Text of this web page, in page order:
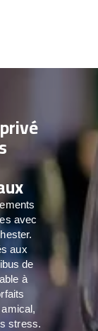
avec
aux
de
à
stress.